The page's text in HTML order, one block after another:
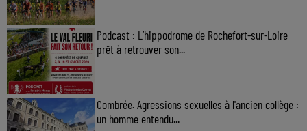
Podcast : L’hippodrome de Rochefort-sur-Loire
prêt à retrouver son...
Combrée. Agressions sexuelles à l'ancien collège :
un homme entendu...